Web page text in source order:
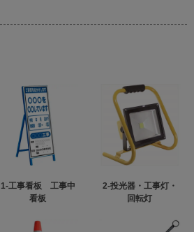
1-工事看板 工事中
看板
2-投光器・工事灯・
回転灯